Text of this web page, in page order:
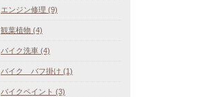
エンジン修理 (9)
観葉植物 (4)
バイク洗車 (4)
バイク バフ掛け (1)
バイクペイント (3)